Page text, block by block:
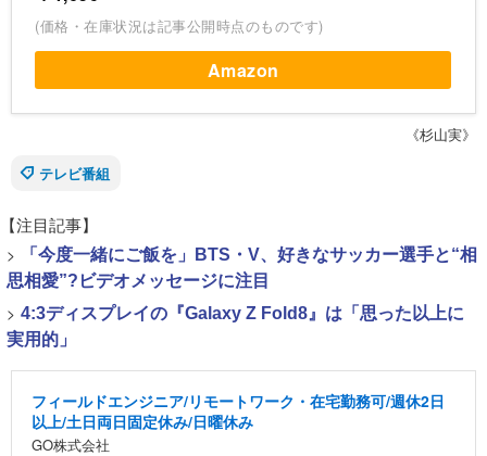
(価格・在庫状況は記事公開時点のものです)
Amazon
《杉山実》
テレビ番組
【注目記事】
>
「今度一緒にご飯を」BTS・V、好きなサッカー選手と“相
思相愛”?ビデオメッセージに注目
> 4:3ディスプレイの『Galaxy Z Fold8』は「思った以上に
実用的」
フィールドエンジニア/リモートワーク・在宅勤務可/週休2日
以上/土日両日固定休み/日曜休み
GO株式会社